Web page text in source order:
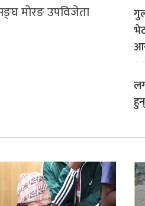
मोरङ उपविजेता